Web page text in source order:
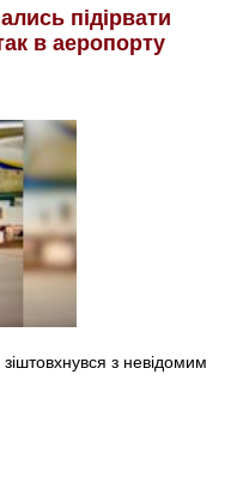
підірвати
в аеропорту
з невідомим